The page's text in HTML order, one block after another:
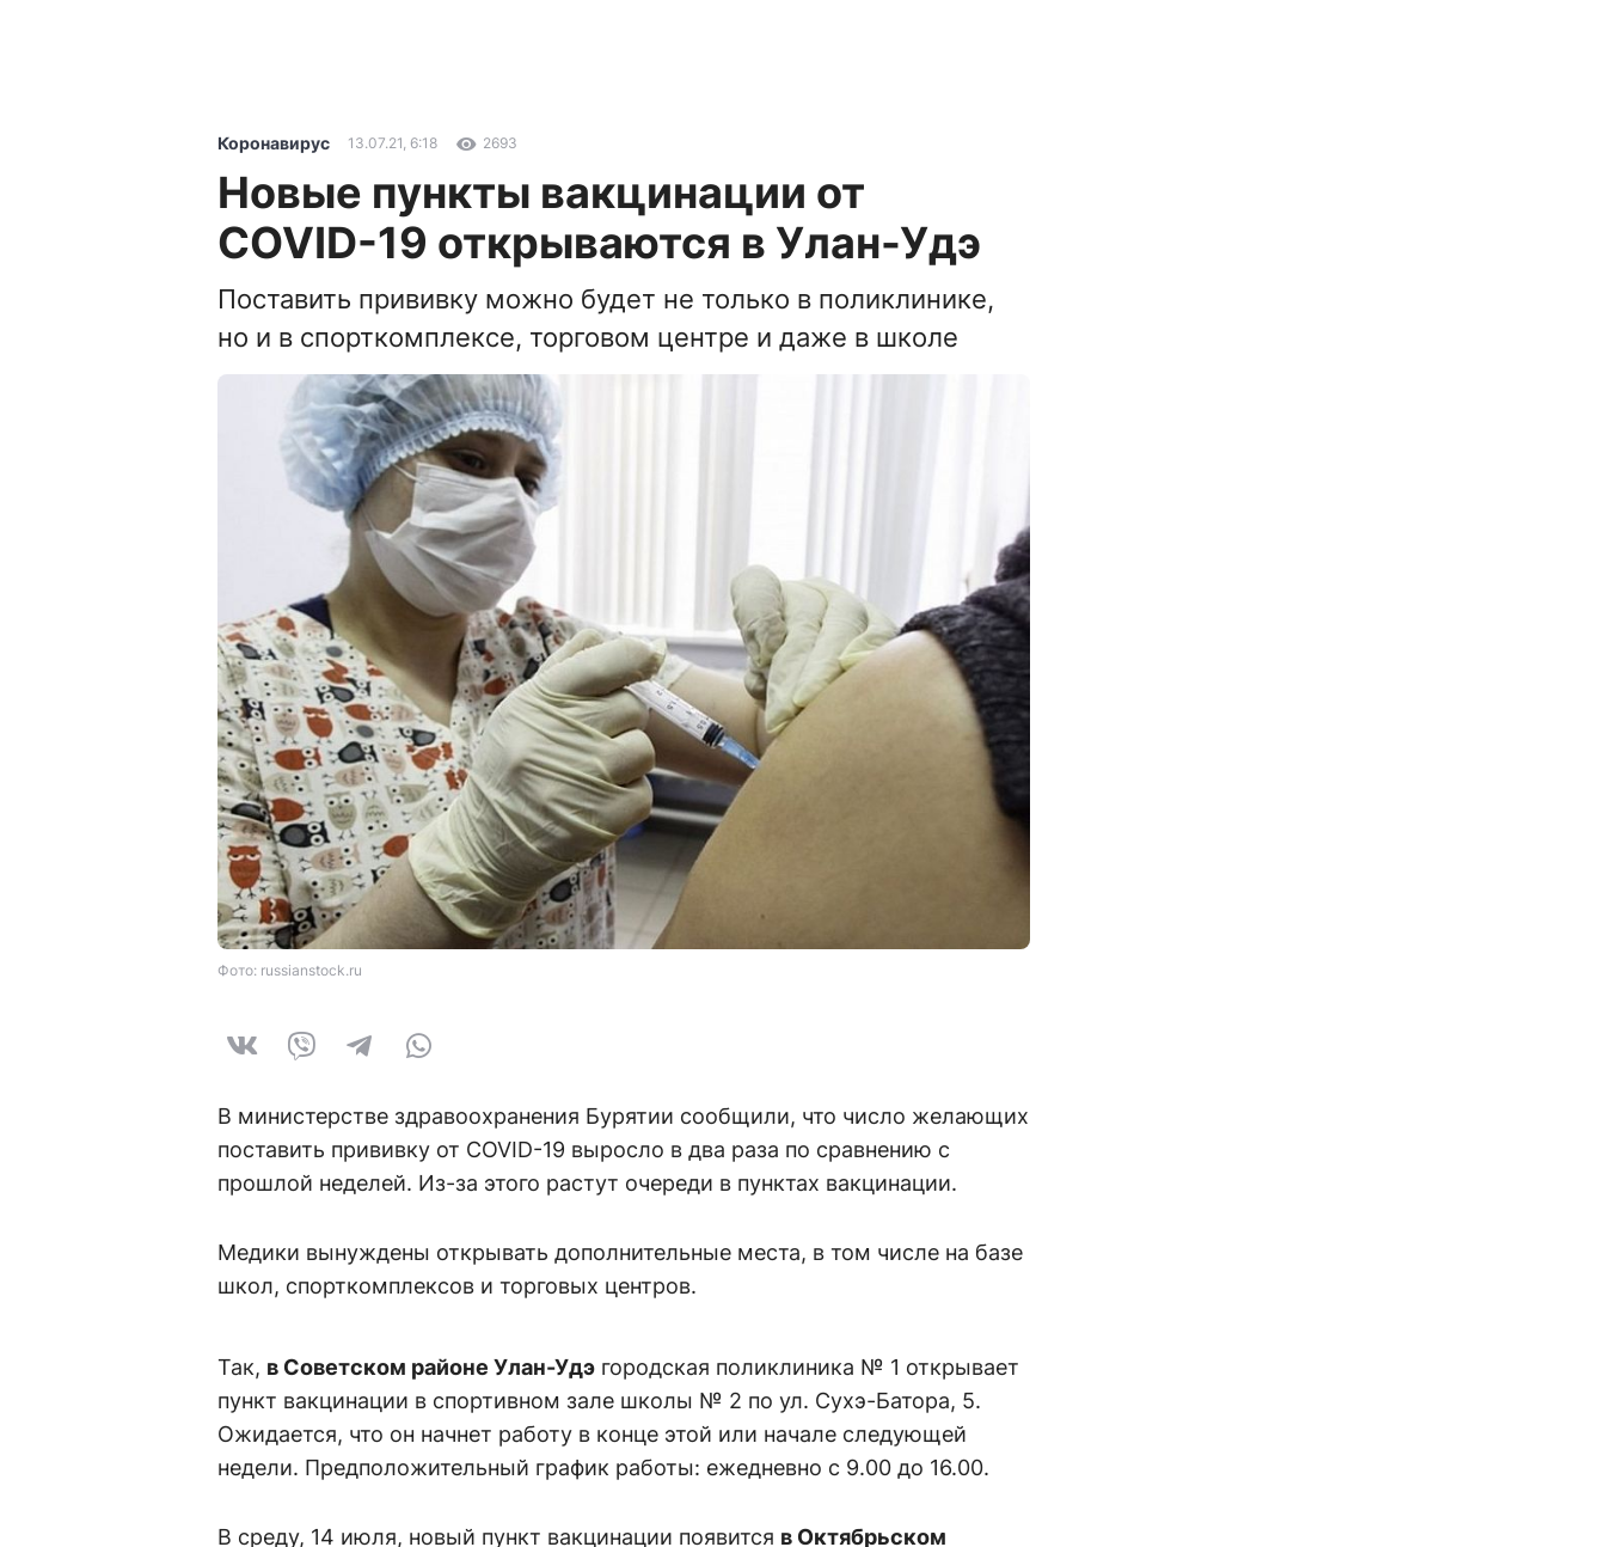
Коронавирус 13.07.21, 6:18 2693
Новые пункты вакцинации от
COVID-19 открываются в Улан-Удэ
Поставить прививку можно будет не только в поликлинике,
но и в спорткомплексе, торговом центре и даже в школе
Фото: russianstock.ru
В министерстве здравоохранения Бурятии сообщили, что число желающих
поставить прививку от COVID-19 выросло в два раза по сравнению с
прошлой неделей. Из-за этого растут очереди в пунктах вакцинации.
Медики вынуждены открывать дополнительные места, в том числе на базе
школ, спорткомплексов и торговых центров.
Так, в Советском районе Улан-Удэ городская поликлиника № 1 открывает
пункт вакцинации в спортивном зале школы № 2 по ул. Сухэ-Батора, 5.
Ожидается, что он начнет работу в конце этой или начале следующей
недели. Предположительный график работы: ежедневно с 9.00 до 16.00.
В среду, 14 июля, новый пункт вакцинации появится в Октябрьском